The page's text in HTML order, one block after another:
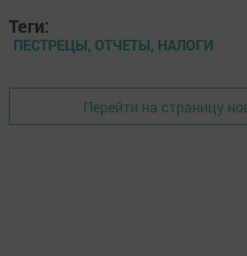
Теги:
ПЕСТРЕЦЫ, ОТЧЕТЫ, НАЛОГИ
Перейти на страницу